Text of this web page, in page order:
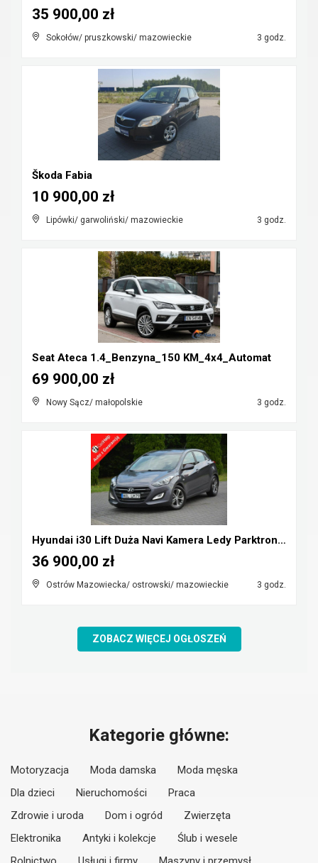
Sokołów/ pruszkowski/ mazowieckie 3 godz.
35 900,00 zł
Škoda Fabia
Lipówki/ garwoliński/ mazowieckie 3 godz.
10 900,00 zł
Seat Ateca 1.4_Benzyna_150 KM_4x4_Automat
Nowy Sącz/ małopolskie 3 godz.
69 900,00 zł
Hyundai i30 Lift Duża Navi Kamera Ledy Parktronic ...
Ostrów Mazowiecka/ ostrowski/ mazowieckie 3 godz.
36 900,00 zł
ZOBACZ WIĘCEJ OGŁOSZEŃ
Kategorie główne:
Motoryzacja Moda damska
Moda męska
Dla dzieci
Nieruchomości
Praca
Zdrowie i uroda
Dom i ogród
Zwierzęta
Elektronika
Antyki i kolekcje
Ślub i wesele